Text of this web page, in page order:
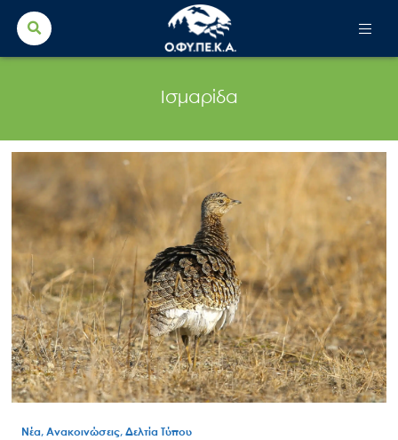
Search
for:
Ισμαρίδα
Νέα, Ανακοινώσεις, Δελτία Τύπου